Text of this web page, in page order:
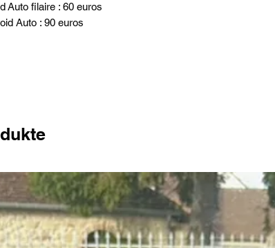
Auto filaire : 60 euros
Auto : 90 euros